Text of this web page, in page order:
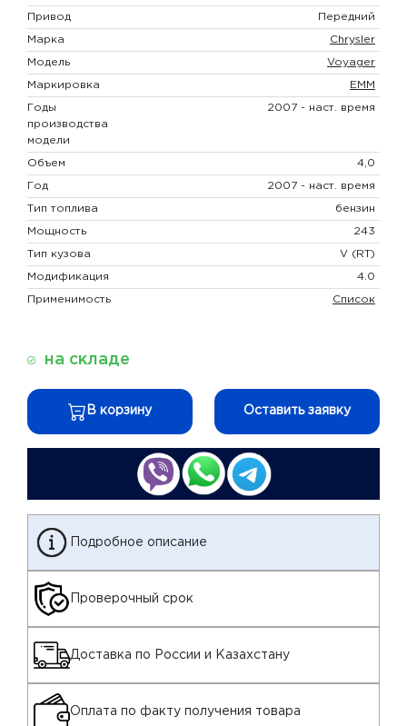
Привод Передний
Марка Chrysler
Модель Voyager
Маркировка EMM
Годы
производства
модели
2007 - наст. время
Объем 4,0
Год 2007 - наст. время
Тип топлива бензин
Мощность 243
Тип кузова V (RT)
Модификация 4.0
Применимость Список
на складе
В корзину Оставить заявку
Подробное описание
Проверочный срок
Доставка по России и Казахстану
Оплата по факту получения товара